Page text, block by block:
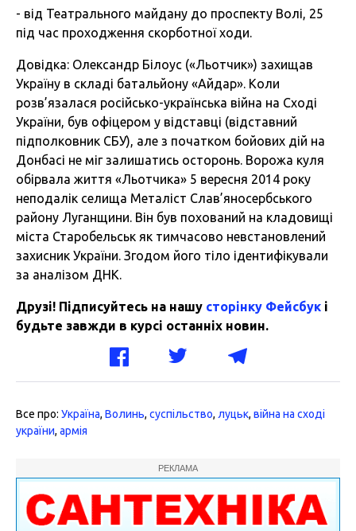
- від Театрального майдану до проспекту Волі, 25
під час проходження скорботної ходи.
Довідка: Олександр Білоус («Льотчик») захищав
Україну в складі батальйону «Айдар». Коли
розв’язалася російсько-українська війна на Сході
України, був офіцером у відставці (відставний
підполковник СБУ), але з початком бойових дій на
Донбасі не міг залишатись осторонь. Ворожа куля
обірвала життя «Льотчика» 5 вересня 2014 року
неподалік селища Металіст Слав’яносербського
району Луганщини. Він був похований на кладовищі
міста Старобельськ як тимчасово невстановлений
захисник України. Згодом його тіло ідентифікували
за аналізом ДНК.
Друзі! Підписуйтесь на нашу сторінку Фейсбук і
будьте завжди в курсі останніх новин.
Все про: Україна, Волинь, суспільство, луцьк, війна на сході
україни, армія
РЕКЛАМА